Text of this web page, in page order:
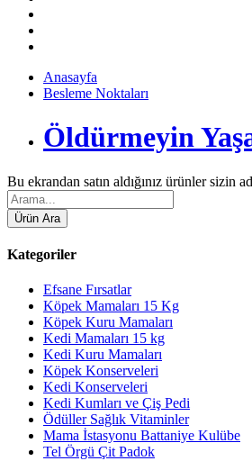
Anasayfa
Besleme Noktaları
Öldürmeyin
Bu ekrandan satın aldığınız ürünler sizin
Kategoriler
Efsane Fırsatlar
Köpek Mamaları 15 Kg
Köpek Kuru Mamaları
Kedi Mamaları 15 kg
Kedi Kuru Mamaları
Köpek Konserveleri
Kedi Konserveleri
Kedi Kumları ve Çiş Pedi
Ödüller Sağlık Vitaminler
Mama İstasyonu Battaniye Kulübe
Tel Örgü Çit Padok